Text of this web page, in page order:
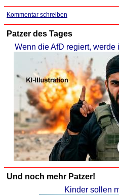
Kommentar schreiben
Patzer des Tages
Wenn die AfD regiert,
Und noch mehr Patzer!
Kinder sollen